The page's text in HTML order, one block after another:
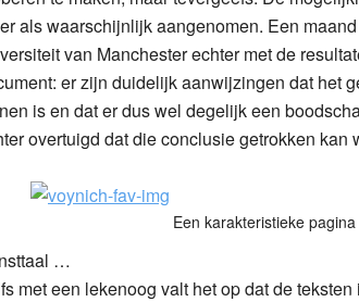
als waarschijnlijk aangenomen. Een
van Manchester echter met de
er zijn duidelijk aanwijzingen dat het
is en dat er dus wel degelijk een
overtuigd dat die conclusie getrokken kan
Een karakteristieke
…
met een lekenoog valt het op dat de